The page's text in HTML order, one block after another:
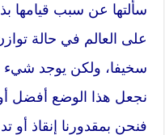
سألتها عن سبب قيامها
على العالم في حالة
سخيفا، ولكن يوجد شيء
نجعل هذا الوضع أفضل
فنحن بمقدورنا إنقاذ أو